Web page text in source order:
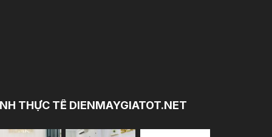
THỰC TẾ DIENMAYGIATOT.NET